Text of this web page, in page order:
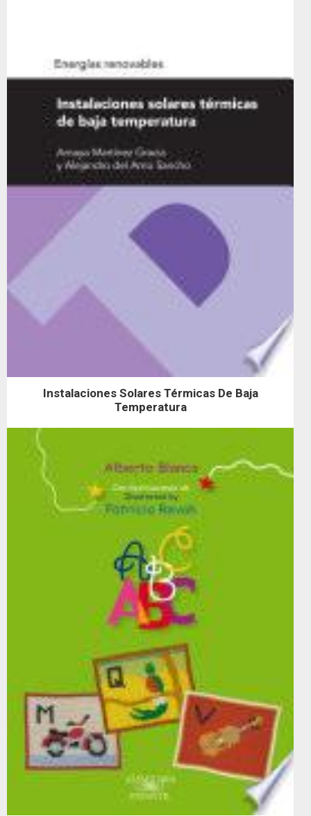
Instalaciones Solares Térmicas De Baja
Temperatura